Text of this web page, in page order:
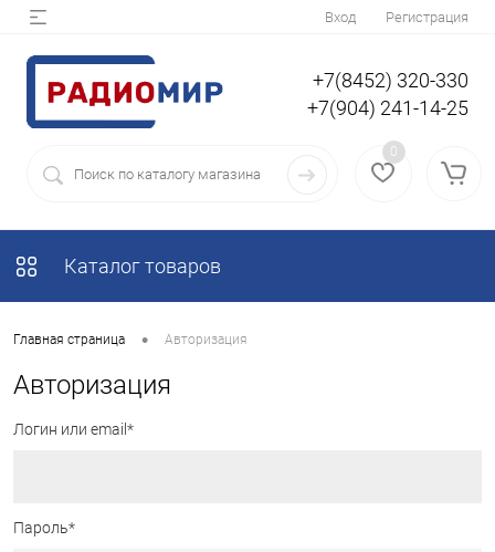
Вход Регистрация
+7(8452) 320-330
+7(904) 241-14-25
0
Каталог товаров
Главная страница • Авторизация
Авторизация
Логин или email*
Пароль*